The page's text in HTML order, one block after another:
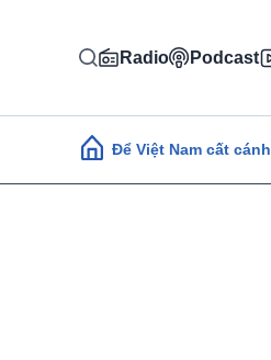
Radio Podcast
Main navigation
Để Việt Nam cất cánh